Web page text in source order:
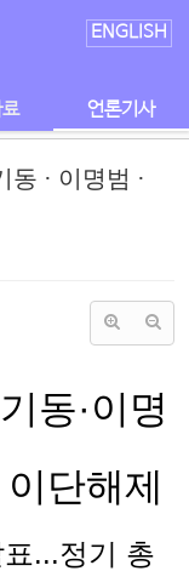
ENGLISH
언론기사
· 이명범 ·
동·이명
단해제
...정기 총